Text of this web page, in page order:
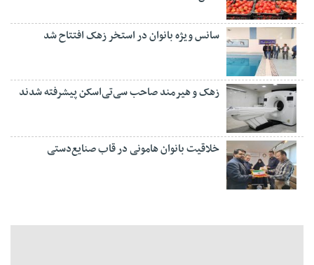
سانس ویژه بانوان در استخر زهک افتتاح شد
زهک و هیرمند صاحب سی‌تی‌اسکن پیشرفته شدند
خلاقیت بانوان هامونی در قاب صنایع‌دستی